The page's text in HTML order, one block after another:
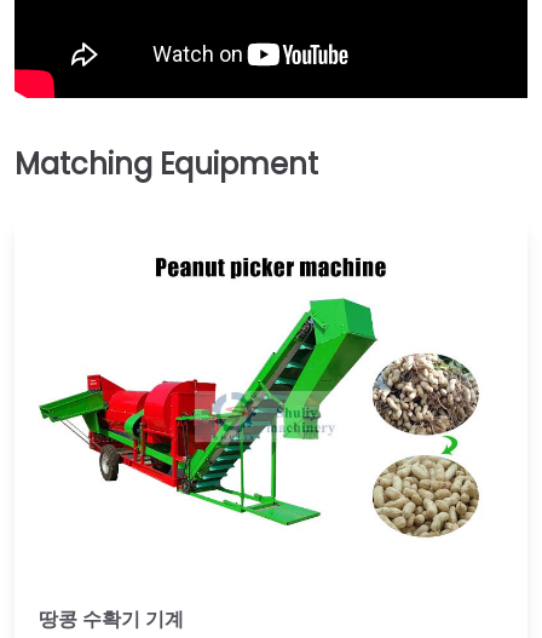
땅콩 수확기 기계